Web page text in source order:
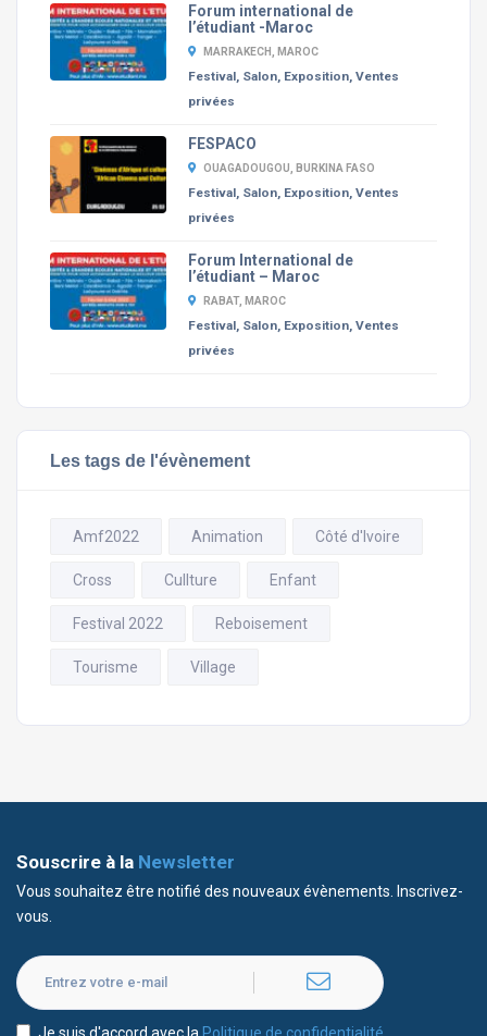
Forum international de
l’étudiant -Maroc
MARRAKECH, MAROC
Festival, Salon, Exposition, Ventes
privées
FESPACO
OUAGADOUGOU, BURKINA FASO
Festival, Salon, Exposition, Ventes
privées
Forum International de
l’étudiant – Maroc
RABAT, MAROC
Festival, Salon, Exposition, Ventes
privées
Les tags de l'évènement
Amf2022 Animation Côté d'Ivoire
Cross Cullture Enfant
Festival 2022 Reboisement
Tourisme Village
Souscrire à la Newsletter
Vous souhaitez être notifié des nouveaux évènements. Inscrivez-
vous.
Je suis d'accord avec la Politique de confidentialité